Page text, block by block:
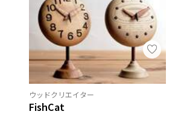
ウッドクリエイター
FishCat